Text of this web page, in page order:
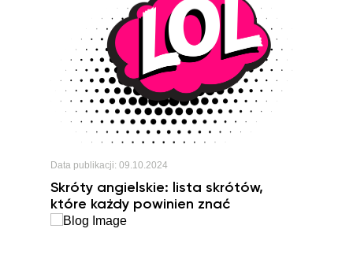
Data publikacji: 09.10.2024
Skróty angielskie: lista skrótów,
które każdy powinien znać